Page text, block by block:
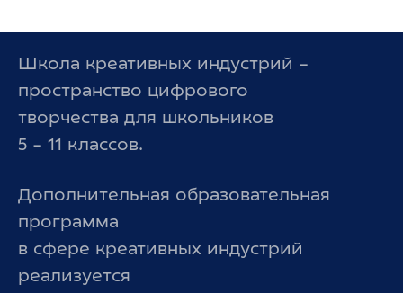
Школа креативных индустрий –
пространство цифрового
творчества для школьников
5 – 11 классов.
Дополнительная образовательная
программа
в сфере креативных индустрий
реализуется